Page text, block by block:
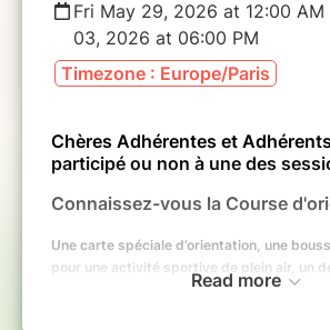
Fri May 29, 2026 at 12:00
03, 2026 at 06:00 PM
Timezone : Europe/Paris
Chères Adhérentes et
participé ou non à une des
​Connaissez-vous la Course
Une carte spéciale d’orientation, une
pour une activité sportive de plein air, un
Read more